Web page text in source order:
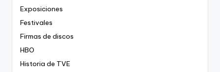
Exposiciones
Festivales
Firmas de discos
HBO
Historia de TVE